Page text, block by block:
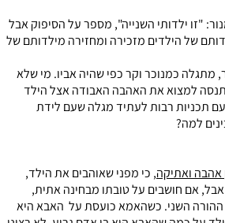
"זו ילדותי השנייה", מספר על הסיפוק אבל
של הילדים מזכירה ומחזירה מילדותם של
מתגלה כמנוכר וקר כפי שהיה אביו. מי שלא
למצוא את האהבה האבודה אצל הילד
תכניות רבות לעתיד מגלה שעם לידת
למה?
אהבה ואתיקה, כי מפני שאוהבים את הילד,
אבל, אם חושבים על טובתו מבחינה אתית,
ההורה השני. כשהאמא כועסת על האבא היא